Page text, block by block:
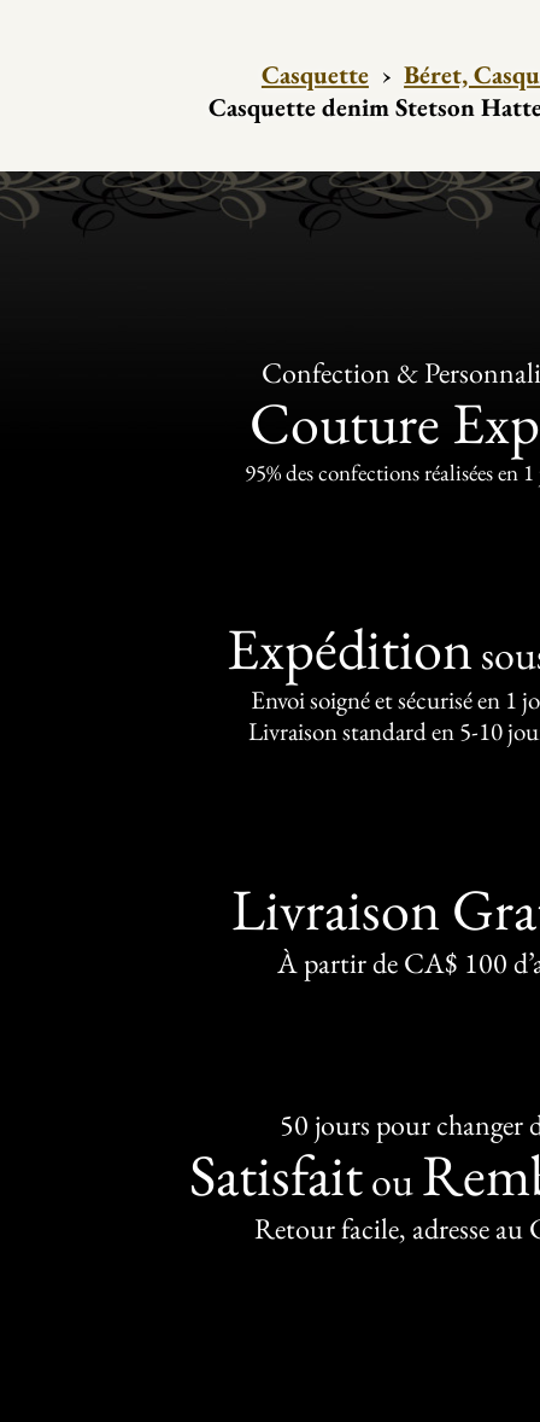
Casquette › Béret,
Casquette denim Stetson
Confection &
Couture
95% des confections réalisées en
Expédition
Envoi soigné et sécurisé en 1
Livraison standard en 5-10
Livraison
À partir de CA$ 100
50 jours pour changer
Satisfaitou
Retour facile, adresse au